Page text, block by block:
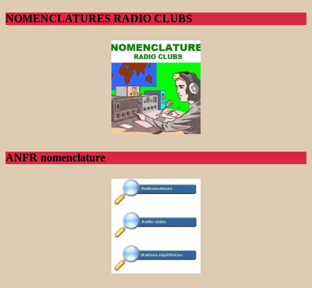
NOMENCLATURES RADIO CLUBS
ANFR nomenclature